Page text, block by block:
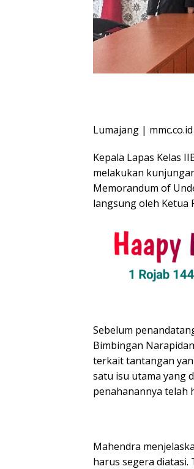
Lumajang | mmc.co.id
Kepala Lapas Kelas
melakukan
Memorandum of
langsung oleh Ketua
Sebelum
Bimbingan
terkait tantangan
satu isu utama yang
penahanannya telah
Mahendra
harus segera